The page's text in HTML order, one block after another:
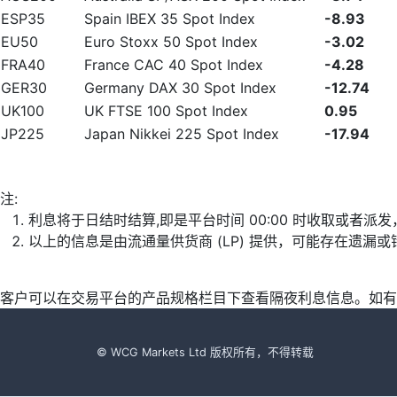
ESP35
Spain IBEX 35 Spot Index
-8.93
EU50
Euro Stoxx 50 Spot Index
-3.02
FRA40
France CAC 40 Spot Index
-4.28
GER30
Germany DAX 30 Spot Index
-12.74
UK100
UK FTSE 100 Spot Index
0.95
JP225
Japan Nikkei 225 Spot Index -17.94
注:
利息将于日结时结算,即是平台时间 00:00 时收取或者派
以上的信息是由流通量供货商 (LP) 提供，可能存在遗漏
客户可以在交易平台的产品规格栏目下查看隔夜利息信息。如
© WCG Markets Ltd 版权所有，不得转载